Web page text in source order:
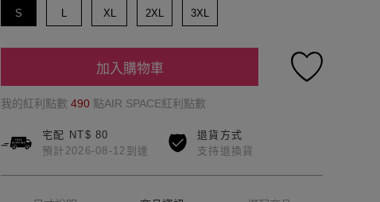
S L XL 2XL 3XL
加入購物車
我的紅利點數 490 點AIR SPACE紅利點數
宅配 NT$ 80
預計2026-08-12到達
退貨方式
支持退換貨